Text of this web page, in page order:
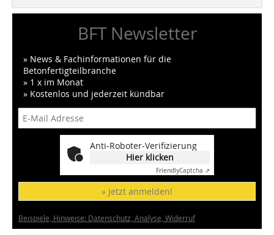
BFT Newsletter
» News & Fachinformationen für die
Betonfertigteilbranche
» 1 x im Monat
» Kostenlos und jederzeit kündbar
Anti-Roboter-Verifizierung
Hier klicken
FriendlyCaptcha ⇗
» Jetzt anmelden!
Beispiele, Hinweise: Datenschutz, Analyse, Widerruf